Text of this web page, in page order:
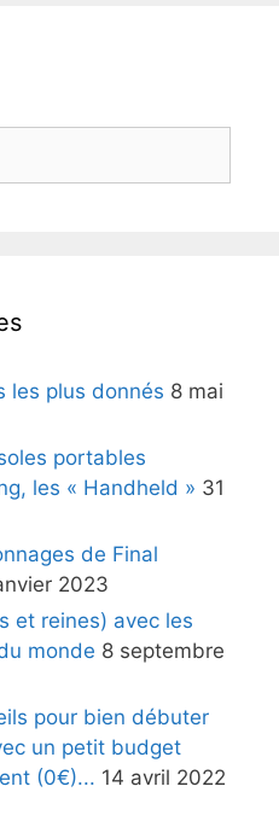
les plus donnés 8 mai
portables
les « Handheld » 31
de Final
2023
et reines) avec les
monde 8 septembre
pour bien débuter
un petit budget
(0€)... 14 avril 2022